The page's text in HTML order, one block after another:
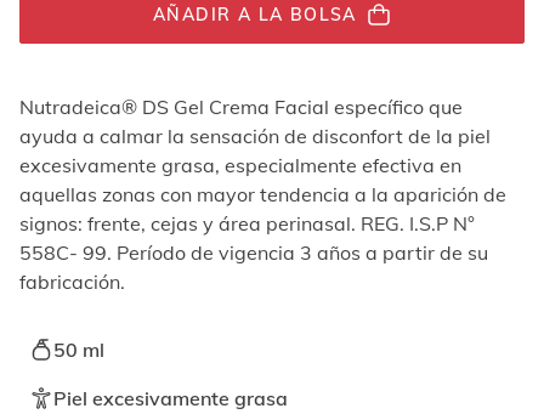
hay
ningún
elemento
los
videos
pueden
correspondiente.
AÑADIR A LA BOLSA
Nutradeica® DS Gel Crema Facial específico que
ayuda a calmar la sensación de disconfort de la piel
excesivamente grasa, especialmente efectiva en
aquellas zonas con mayor tendencia a la aparición de
signos: frente, cejas y área perinasal. REG. I.S.P N°
558C- 99. Período de vigencia 3 años a partir de su
fabricación.
50 ml
Piel excesivamente grasa